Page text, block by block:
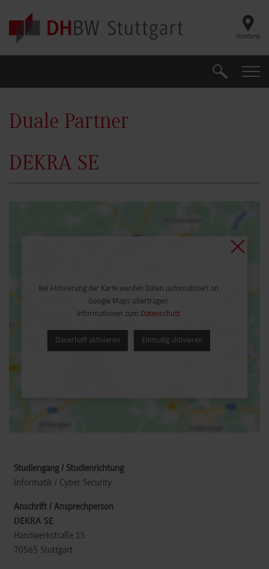
Skip to main content
Standorte
Suche
Duale Partner
DEKRA SE
Bei Aktivierung der Karte werden Daten automatisiert an
Google Maps übertragen.
Informationen zum Datenschutz
Dauerhaft aktivieren Einmalig aktivieren
Informatik / Cyber Security
DEKRA SE
Handwerkstraße 15
70565 Stuttgart